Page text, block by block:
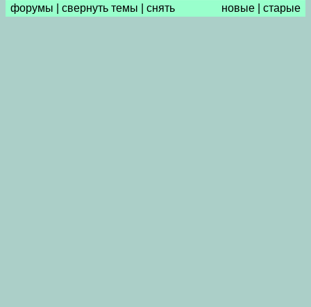
форумы
свернуть темы снять новые старые